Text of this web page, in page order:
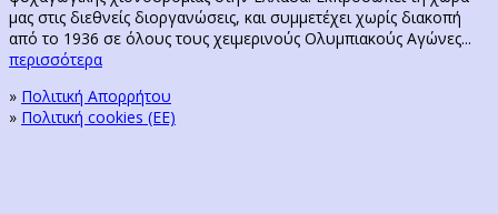
μας στις διεθνείς διοργανώσεις, και συμμετέχει χωρίς διακοπή
από το 1936 σε όλους τους χειμερινούς Ολυμπιακούς Αγώνες...
περισσότερα
» Πολιτική Απορρήτου
» Πολιτική cookies (ΕΕ)